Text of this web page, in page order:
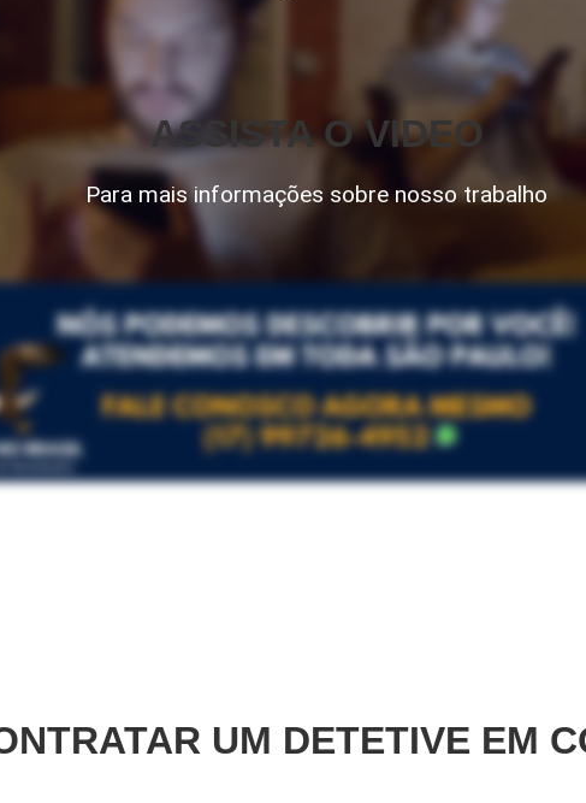
ASSISTA O VIDEO
Para mais informações sobre nosso trabalho
UM DETETIVE EM